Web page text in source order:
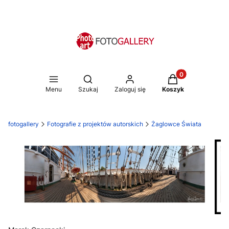
Menu
Otwórz wyszukiwarkę
Szukaj Zaloguj się
Produkty w
Koszyk
fotogallery Fotografie z projektów autorskich Żaglowce Świata